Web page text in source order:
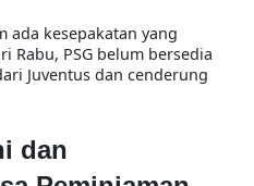
ada kesepakatan yang
Rabu, PSG belum bersedia
Juventus dan cenderung
dan